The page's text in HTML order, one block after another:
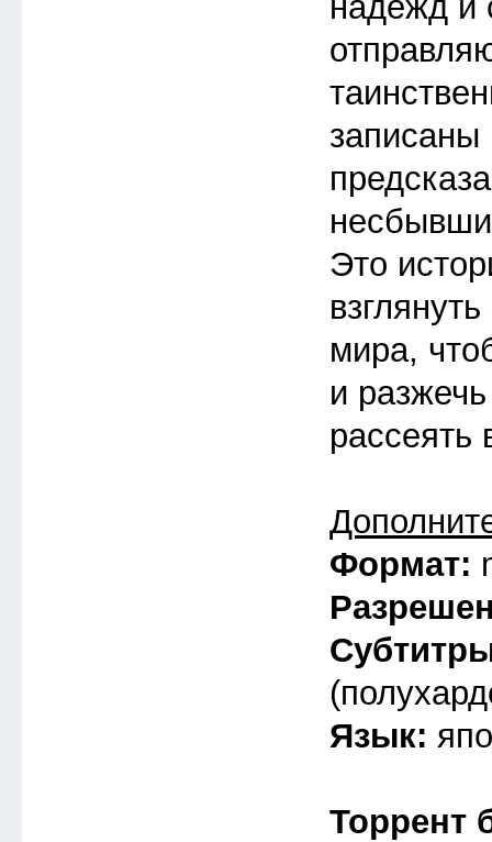
записаны
Это
мира,
и
рассеять
Формат:
Язык:
Торрент